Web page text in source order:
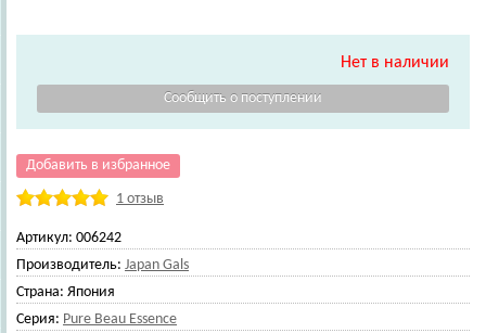
Нет в наличии
Добавить в избранное
1 отзыв
Артикул: 006242
Производитель: Japan Gals
Страна: Япония
Серия: Pure Beau Essence